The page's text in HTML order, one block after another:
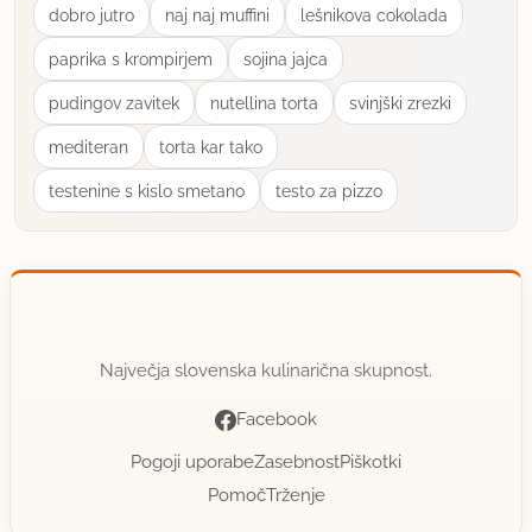
renata.zagmajster@kabelnet.net
član od 2006 133 sporočil
2.5.2010 ob 4:48
Delala po receptu, odlično pecivo.
uporabno
5.9.2010 ob 19:58
Super sladica! Naredila sem malce več kreme, ker
sem rezala večje kose in smo jedli z žlico. Sem
imela pomisleke, da mogoče biskvit ne bo dovolj
dobro jutro naj naj muffini lešnikova cokolada
paprika s krompirjem sojina jajca
pudingov zavitek nutellina torta svinjški zrezki
mediteran torta kar tako
testenine s kislo smetano testo za pizzo
Največja slovenska kulinarična skupnost.
Facebook
Pogoji uporabeZasebnostPiškotki
PomočTrženje